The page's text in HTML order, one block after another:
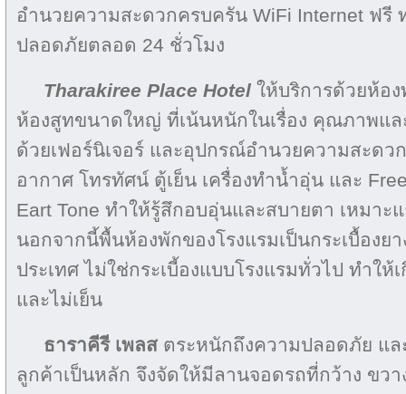
อำนวยความสะดวกครบครัน WiFi Internet ฟรี
ปลอดภัยตลอด 24 ชั่วโมง
Tharakiree Place Hotel ให้บริการด้วยห้อ
ห้องสูทขนาดใหญ่ ที่เน้นหนักในเรื่อง คุณภาพแ
ด้วยเฟอร์นิเจอร์ และอุปกรณ์อำนวยความสะดว
อากาศ โทรทัศน์ ตู้เย็น เครื่องทำน้ำอุ่น และ
Eart Tone ทำให้รู้สึกอบอุ่นและสบายตา เหมาะ
นอกจากนี้พื้นห้องพักของโรงแรมเป็นกระเบื้องย
ประเทศ ไม่ใช่กระเบี้องแบบโรงแรมทั่วไป ทำใ
และไม่เย็น
ธาราคีรี เพลส ตระหนักถึงความปลอดภัย แ
ลูกค้าเป็นหลัก จึงจัดให้มีลานจอดรถที่กว้าง ขว